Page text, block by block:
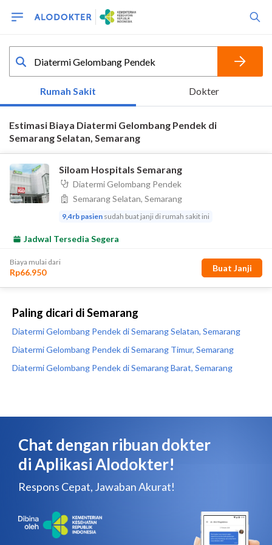
Paling dicari di Semarang
Diatermi Gelombang Pendek di Semarang Selatan, Semarang
Diatermi Gelombang Pendek di Semarang Timur, Semarang
Diatermi Gelombang Pendek di Semarang Barat, Semarang